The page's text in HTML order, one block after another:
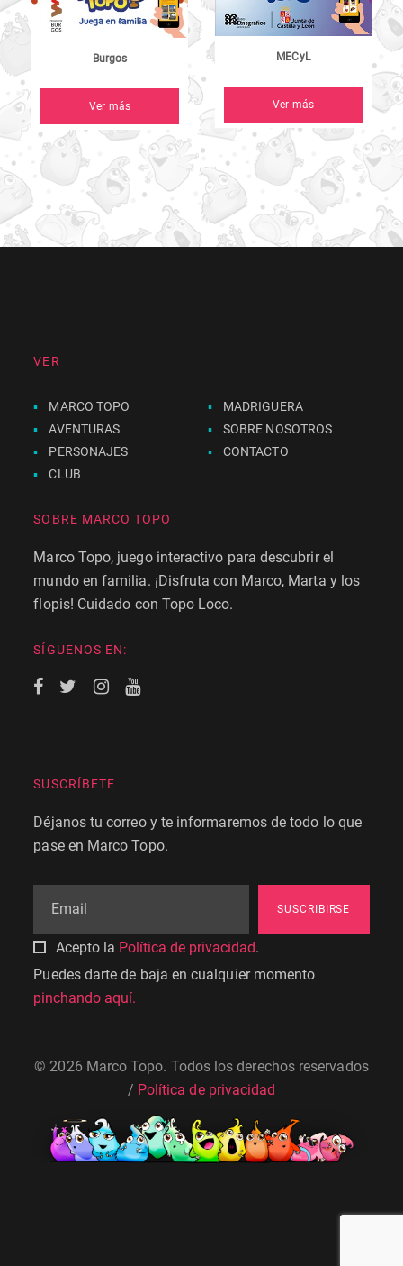
Burgos
Ver más
MECyL
Ver más
VER
MARCO TOPO
AVENTURAS
PERSONAJES
CLUB
MADRIGUERA
SOBRE NOSOTROS
CONTACTO
SOBRE MARCO TOPO
Marco Topo, juego interactivo para descubrir el
mundo en familia. ¡Disfruta con Marco, Marta y los
flopis! Cuidado con Topo Loco.
SÍGUENOS EN:
SUSCRÍBETE
Déjanos tu correo y te informaremos de todo lo que
pase en Marco Topo.
SUSCRIBIRSE
Acepto la Política de privacidad.
Puedes darte de baja en cualquier momento
pinchando aquí.
© 2026 Marco Topo. Todos los derechos reservados
/ Política de privacidad